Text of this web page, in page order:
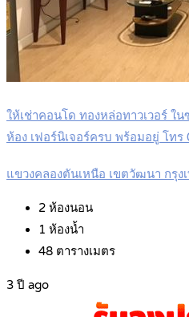
ให้เช่าคอนโด ทองหล่อทาวเวอร์ ใ
ห้อง เฟอร์นิเจอร์ครบ พร้อมอยู่ โท
แขวงคลองตันเหนือ เขตวัฒนา กรุง
2 ห้องนอน
1 ห้องน้ำ
48 ตารางเมตร
3 ปี ago